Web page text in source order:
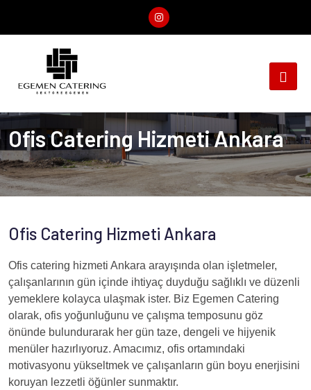
Ofis Catering Hizmeti Ankara
Ofis Catering Hizmeti Ankara
Ofis catering hizmeti Ankara arayışında olan işletmeler,
çalışanlarının gün içinde ihtiyaç duyduğu sağlıklı ve düzenli
yemeklere kolayca ulaşmak ister. Biz Egemen Catering
olarak, ofis yoğunluğunu ve çalışma temposunu göz
önünde bulundurarak her gün taze, dengeli ve hijyenik
menüler hazırlıyoruz. Amacımız, ofis ortamındaki
motivasyonu yükseltmek ve çalışanların gün boyu enerjisini
koruyan lezzetli öğünler sunmaktır.